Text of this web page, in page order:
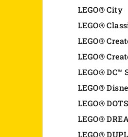
LEGO® City
LEGO®
LEGO®
LEGO®
LEGO® DC™
LEGO®
LEGO® DOTS
LEGO®
LEGO®